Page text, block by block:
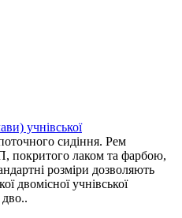
учнівської
сидіння. Рем
покритого лаком та фарбою,
розміри дозволяють
двомісної учнівської